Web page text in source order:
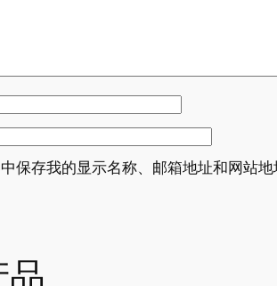
保存我的显示名称、邮箱地址和网站地